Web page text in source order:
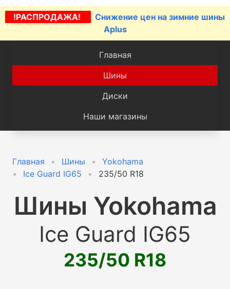
!РАСПРОДАЖА!
Снижение цен на зимние шины
Aplus
Главная
Шины
Диски
Наши магазины
Главная Шины
Yokohama
Ice Guard IG65
235/50 R18
Шины Yokohama
Ice Guard IG65
235/50 R18